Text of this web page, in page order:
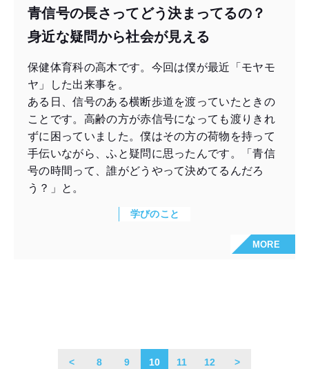
青信号の長さってどう決まってるの？
身近な疑問から社会が見える
保健体育科の高木です。今回は僕が最近「モヤモ
ヤ」した出来事を。
ある日、信号のある横断歩道を渡っていたときの
ことです。高齢の方が赤信号になっても渡りきれ
ずに困っていました。僕はその方の荷物を持って
手伝いながら、ふと疑問に思ったんです。「青信
号の時間って、誰がどうやって決めてるんだろ
う？」と。
学びのこと
MORE
< 8 9 10 11 12 >